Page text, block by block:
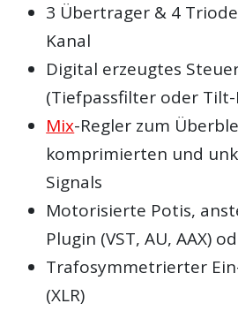
3 Übertrager & 4
Kanal
Digital erzeugtes
(Tiefpassfilter oder Tilt-
Mix-Regler zum
komprimierten und
Signals
Motorisierte Potis,
Plugin (VST, AU, AAX)
Trafosymmetrierter
(XLR)